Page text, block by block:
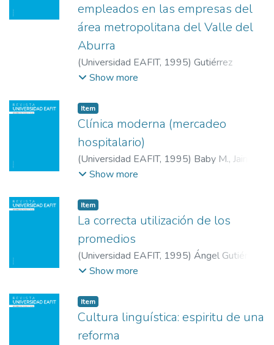
empleados en las empresas del
área metropolitana del Valle del
Aburra
(Universidad EAFIT, 1995) Gutiérrez
Botero, José;Navarro Restrepo, María
Show more
Item
Clínica moderna (mercadeo
hospitalario)
(Universidad EAFIT, 1995) Baby M., Jaime
Universidad EAFIT
Show more
Item
La correcta utilización de los
promedios
(Universidad EAFIT, 1995) Ángel Gutiérrez,
Julio;Universidad EAFIT
Show more
Item
Cultura linguística: espiritu de una
reforma